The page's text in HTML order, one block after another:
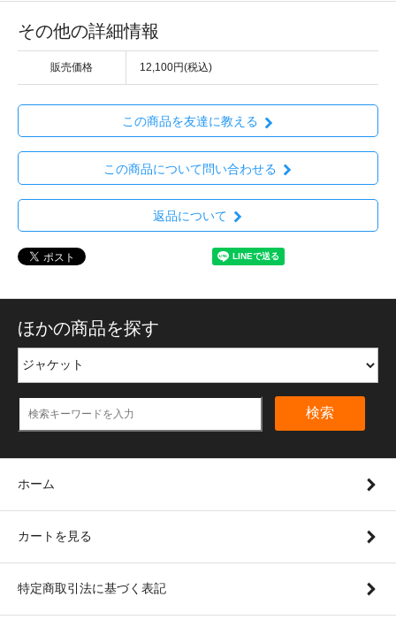
その他の詳細情報
販売価格 12,100円(税込)
この商品を友達に教える
この商品について問い合わせる
返品について
ほかの商品を探す
検索
ホーム
カートを見る
特定商取引法に基づく表記